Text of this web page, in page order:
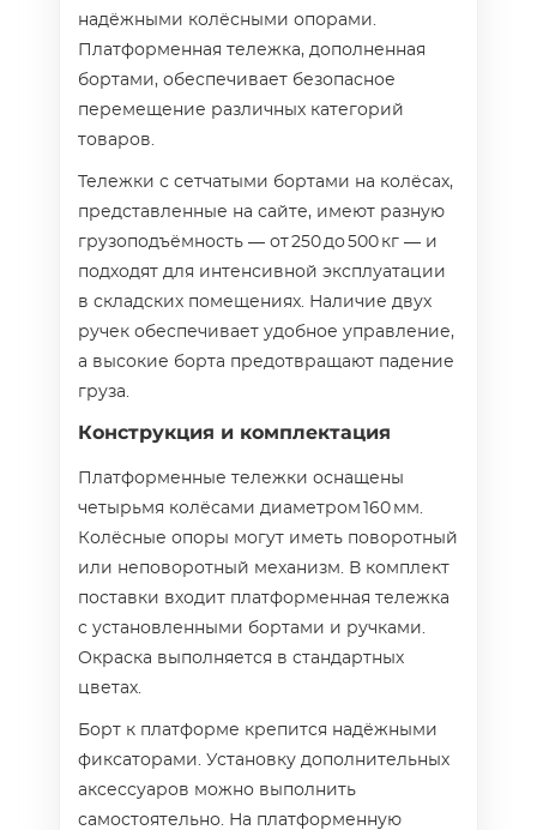
надёжными колёсными опорами.
Платформенная тележка, дополненная
бортами, обеспечивает безопасное
перемещение различных категорий
товаров.
Тележки с сетчатыми бортами на колёсах,
представленные на сайте, имеют разную
грузоподъёмность — от 250 до 500 кг — и
подходят для интенсивной эксплуатации
в складских помещениях. Наличие двух
ручек обеспечивает удобное управление,
а высокие борта предотвращают падение
груза.
Конструкция и комплектация
Платформенные тележки оснащены
четырьмя колёсами диаметром 160 мм.
Колёсные опоры могут иметь поворотный
или неповоротный механизм. В комплект
поставки входит платформенная тележка
с установленными бортами и ручками.
Окраска выполняется в стандартных
цветах.
Борт к платформе крепится надёжными
фиксаторами. Установку дополнительных
аксессуаров можно выполнить
самостоятельно. На платформенную